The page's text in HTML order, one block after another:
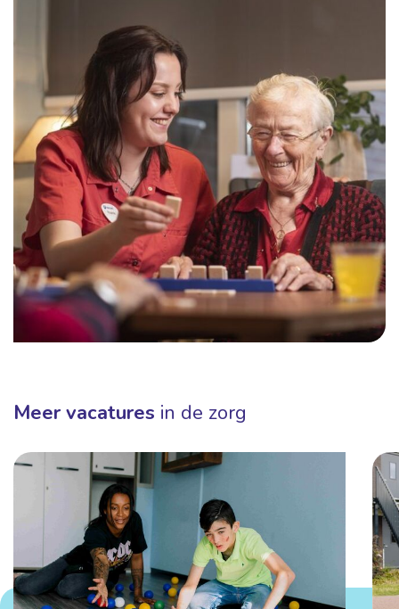
Meer vacatures in de zorg